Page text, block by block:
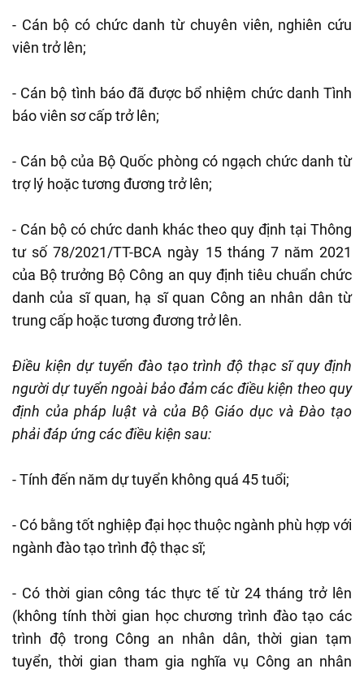
- Cán bộ có chức danh từ chuyên viên, nghiên cứu
viên trở lên;
- Cán bộ tình báo đã được bổ nhiệm chức danh Tình
báo viên sơ cấp trở lên;
- Cán bộ của Bộ Quốc phòng có ngạch chức danh từ
trợ lý hoặc tương đương trở lên;
- Cán bộ có chức danh khác theo quy định tại Thông
tư số 78/2021/TT-BCA ngày 15 tháng 7 năm 2021
của Bộ trưởng Bộ Công an quy định tiêu chuẩn chức
danh của sĩ quan, hạ sĩ quan Công an nhân dân từ
trung cấp hoặc tương đương trở lên.
Điều kiện dự tuyển đào tạo trình độ thạc sĩ quy định
người dự tuyển ngoài bảo đảm các điều kiện theo quy
định của pháp luật và của Bộ Giáo dục và Đào tạo
phải đáp ứng các điều kiện sau:
- Tính đến năm dự tuyển không quá 45 tuổi;
- Có bằng tốt nghiệp đại học thuộc ngành phù hợp với
ngành đào tạo trình độ thạc sĩ;
- Có thời gian công tác thực tế từ 24 tháng trở lên
(không tính thời gian học chương trình đào tạo các
trình độ trong Công an nhân dân, thời gian tạm
tuyển, thời gian tham gia nghĩa vụ Công an nhân